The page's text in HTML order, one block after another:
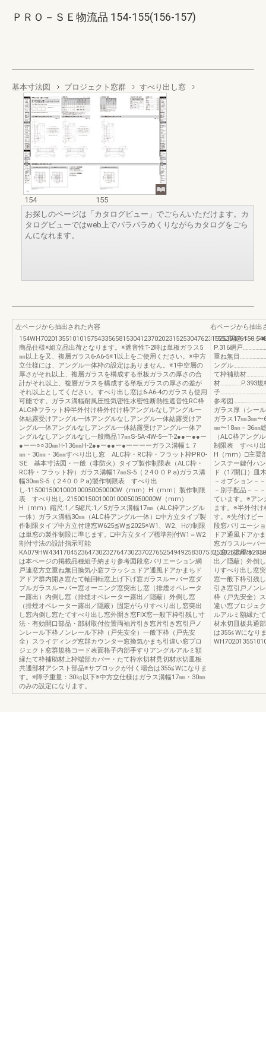
ＰＲＯ－ＳＥ物流品 154-155(156-157)
基本寸法図 プロジェクト窓群 すべり出し窓
154
155
お探しのページは「カタログビュー」でごらんいただけます。カ
タログビューではweb上でパラパラめくりながらカタログをごら
んになれます。
左ページから抽出された内容
商品仕様※組立品出荷となります。※遮音性T-2時は単板ガラス5
㎜以上を又、複層ガラス6-A6-5※1以上をご使用ください。※中方
立仕様には、アングル一体枠の設定はありません。※1中空層の
厚さがそれ以上、複層ガラスを構成する単板ガラスの厚さの合
計がそれ以上、複層ガラスを構成する単板ガラスの厚さの差が
それ以上としてください。すべり出し窓は6-A6-4のガラスも使用
可能です。ガラス溝幅耐風圧性気密性水密性断熱性遮音性RC枠
ALC枠フラット枠半外付け枠外付け枠アングルなしアングル一
体結露受けアングル一体アングルなしアングル一体結露受けア
ングル一体アングルなしアングル一体結露受けアングル一体ア
ングルなしアングルなし一般商品17㎜S-5A-4W-5ーT-2●●ー●●ー
●ーー○○30㎜H-136㎜H-2●●ー●●ー●ーーーーガラス溝幅１７
㎜・30㎜・36㎜すべり出し窓 ALC枠・RC枠・フラット枠PRO-
SE 基本寸法図・一般（非防火）タイプ製作制限表（ALC枠・
RC枠・フラット枠）ガラス溝幅17㎜S-5（２4００Ｐa)ガラス溝
幅30㎜S-5（２4００Ｐa)製作制限表 すべり出
し-1150015001000100050050000W（mm）H（mm）製作制限
表 すべり出し-2150015001000100050050000W（mm）
H（mm）縮尺:1／5縮尺:1／5ガラス溝幅17㎜（ALC枠アングル
一体）ガラス溝幅30㎜（ALC枠アングル一体）□中方立タイプ製
作制限タイプ中方立付連窓W625≦W≦2025※W1、W2、Hの制限
は単窓の製作制限に準じます。□中方立タイプ標準割付W1＝W2
割付寸法の設計指示可能
は本ページの掲載品種組子納まり参考図段窓バリエーション網
戸連窓方立重ね無目換気小窓フラッシュドア通風ドアかまちド
アドア群内開き窓たて軸回転窓上げ下げ窓ガラスルーバー窓ダ
ブルガラスルーバー窓オーニング窓突出し窓（排煙オペレータ
ー露出）内倒し窓（排煙オペレーター露出／隠蔽）外倒し窓
（排煙オペレーター露出／隠蔽）固定がらりすべり出し窓突出
し窓内倒し窓たてすべり出し窓外開き窓FIX窓一般下枠引残し寸
法・有効開口部品・部材取付位置両袖片引き窓片引き窓引戸ノ
ンレール下枠ノンレール下枠（戸先安全）一般下枠（戸先安
全）スライディング窓群カウンター窓換気かまち引違い窓プロ
ジェクト窓群規格コード表面格子内部手すりアングルアルミ額
縁たて枠補助材上枠端部カバー・たて枠水切材見切材水切皿板
共通部材アシスト部品※サブロックが付く場合は355≦Wになりま
す。※障子重量：30㎏以下※中方立仕様はガラス溝幅17㎜・30㎜
のみの設定になります。
右ページから抽出
155□関連ペー
P.316網戸
重ね無目
ングル
て枠補助材
材……………P.393
子
参考図
ガラス厚（シー
ガラス17㎜3㎜
㎜〜18㎜－36㎜
（ALC枠アング
制限表 すべり出
H（mm）□主要
ンステー鍵付ハ
ド（17開口）皿
－オプション－
－別手配品－－
ています。※アン
ます。※半外付
す。※先付けビー
段窓バリエーシ
ドア通風ドアか
窓ガラスルーバ
し窓（排煙オペ
出／隠蔽）外倒
りすべり出し窓
窓一般下枠引残
引き窓引戸ノン
枠（戸先安全）
違い窓プロジェ
ルアルミ額縁た
材水切皿板共通
は355≦Wになり